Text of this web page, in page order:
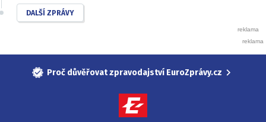
DALŠÍ ZPRÁVY
Proč důvěřovat zpravodajství EuroZprávy.cz